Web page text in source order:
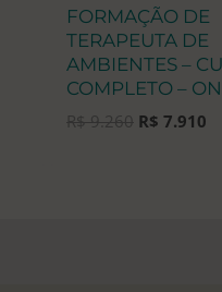
FORMAÇÃO DE
TERAPEUTA DE
AMBIENTES –
COMPLETO –
R$9.260 O
R$ 7.910